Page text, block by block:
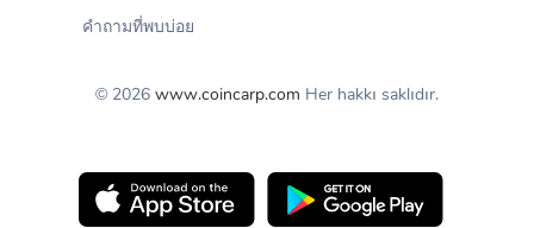
คำถามที่พบบ่อย
© 2026 www.coincarp.com Her hakkı saklıdır.